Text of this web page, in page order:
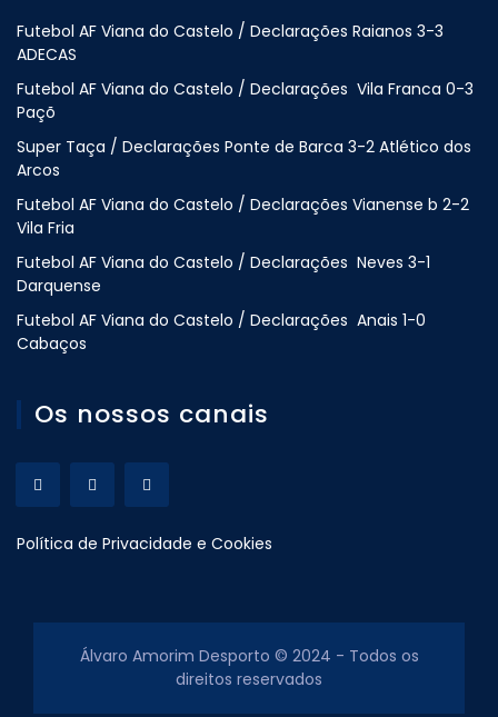
Futebol AF Viana do Castelo / Declarações Raianos 3-3
ADECAS
Futebol AF Viana do Castelo / Declarações Vila Franca 0-3
Paçõ
Super Taça / Declarações Ponte de Barca 3-2 Atlético dos
Arcos
Futebol AF Viana do Castelo / Declarações Vianense b 2-2
Vila Fria
Futebol AF Viana do Castelo / Declarações Neves 3-1
Darquense
Futebol AF Viana do Castelo / Declarações Anais 1-0
Cabaços
Os nossos canais
Política de Privacidade e Cookies
Álvaro Amorim Desporto © 2024 - Todos os
direitos reservados